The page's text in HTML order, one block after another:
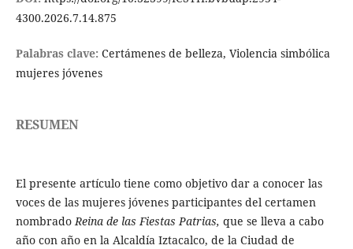
4300.2026.7.14.875
Palabras clave: Certámenes de belleza, Violencia simbólica
mujeres jóvenes
RESUMEN
El presente artículo tiene como objetivo dar a conocer las
voces de las mujeres jóvenes participantes del certamen
nombradoReina de las Fiestas Patrias, que se lleva a cabo
año con año en la Alcaldía Iztacalco, de la Ciudad de